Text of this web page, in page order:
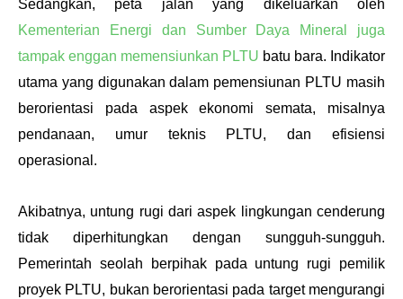
Kementerian Energi dan Sumber Daya Mineral juga
tampak enggan memensiunkan PLTU batu bara. Indikator
utama yang digunakan dalam pemensiunan PLTU masih
berorientasi pada aspek ekonomi semata, misalnya
pendanaan, umur teknis PLTU, dan efisiensi
operasional.
Akibatnya, untung rugi dari aspek lingkungan cenderung
tidak diperhitungkan dengan sungguh-sungguh.
Pemerintah seolah berpihak pada untung rugi pemilik
proyek PLTU, bukan berorientasi pada target mengurangi